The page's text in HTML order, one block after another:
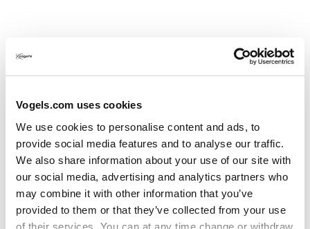
Vogels.com uses cookies
We use cookies to personalise content and ads, to
provide social media features and to analyse our traffic.
We also share information about your use of our site with
our social media, advertising and analytics partners who
may combine it with other information that you’ve
provided to them or that they’ve collected from your use
of their services. You can at any time change or withdraw
Voordelen Vogel’s
oplossingen in de
educatiemarkt
Ontworpen voor installateur én eindgebruiker